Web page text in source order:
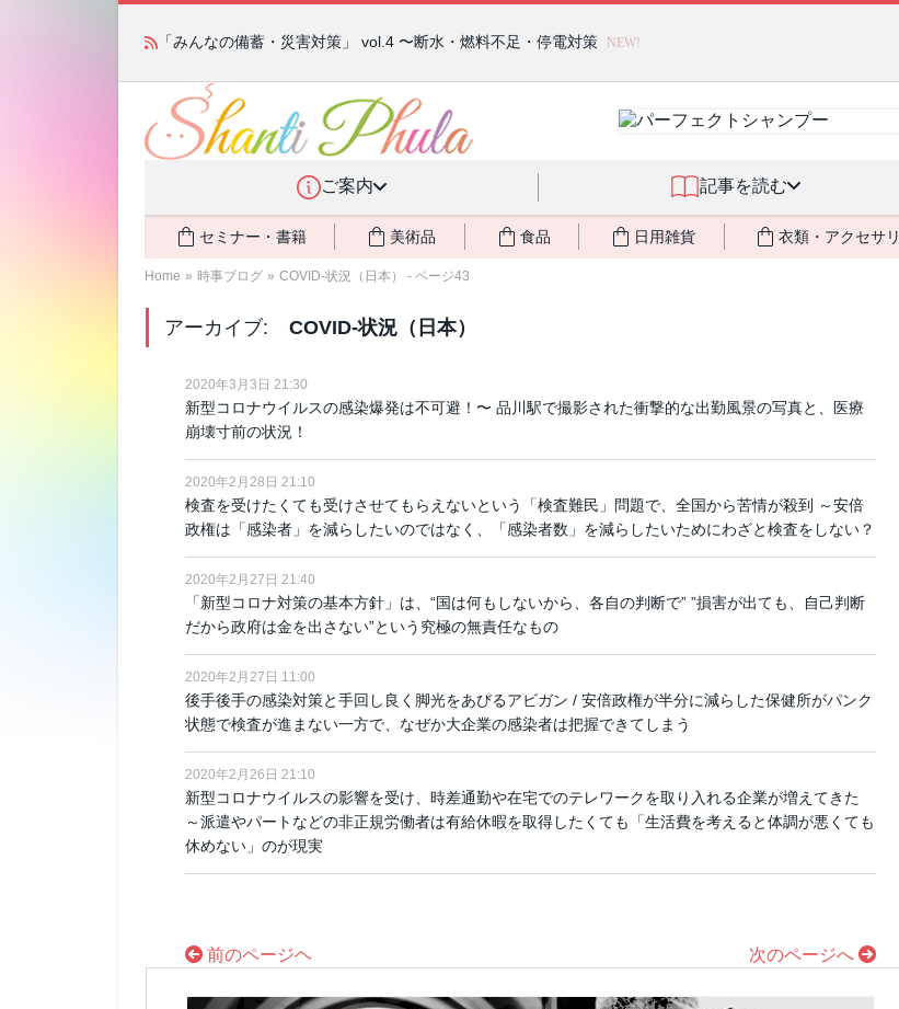
「みんなの備蓄・災害対策」 vol.4 〜断水・燃料不足・停電対策 NEW!
ご案内 記事を読む
セミナー・書籍 美術品 食品 日用雑貨 衣類・アクセサリ
Home » 時事ブログ » COVID-状況（日本） - ページ43
アーカイブ: COVID-状況（日本）
2020年3月3日 21:30
新型コロナウイルスの感染爆発は不可避！〜 品川駅で撮影された衝撃的な出勤風景の写真と、医療
崩壊寸前の状況！
2020年2月28日 21:10
検査を受けたくても受けさせてもらえないという「検査難民」問題で、全国から苦情が殺到 ～安倍
政権は「感染者」を減らしたいのではなく、「感染者数」を減らしたいためにわざと検査をしない？
2020年2月27日 21:40
「新型コロナ対策の基本方針」は、“国は何もしないから、各自の判断で” ”損害が出ても、自己判断
だから政府は金を出さない”という究極の無責任なもの
2020年2月27日 11:00
後手後手の感染対策と手回し良く脚光をあびるアビガン / 安倍政権が半分に減らした保健所がパンク
状態で検査が進まない一方で、なぜか大企業の感染者は把握できてしまう
2020年2月26日 21:10
新型コロナウイルスの影響を受け、時差通勤や在宅でのテレワークを取り入れる企業が増えてきた
～派遣やパートなどの非正規労働者は有給休暇を取得したくても「生活費を考えると体調が悪くても
休めない」のが現実
前のページヘ 次のページへ